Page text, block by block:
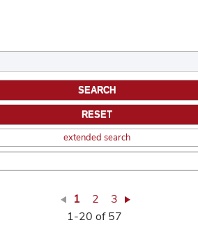
extended search
1 2
3
1-20 of 57